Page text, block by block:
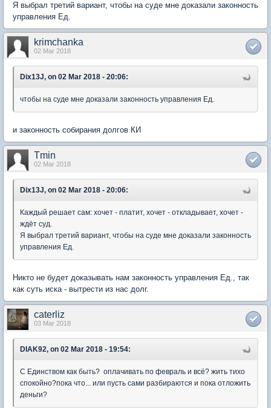
Я выбрал третий вариант, чтобы на суде мне доказали законность
управления Ед.
krimchanka
02 Mar 2018
Dix13J, on 02 Mar 2018 - 20:06:
чтобы на суде мне доказали законность управления Ед.
и законность собирания долгов КИ
Tmin
02 Mar 2018
Dix13J, on 02 Mar 2018 - 20:06:
Каждый решает сам: хочет - платит, хочет - откладывает, хочет -
ждёт суд.
Я выбрал третий вариант, чтобы на суде мне доказали законность
управления Ед.
Никто не будет доказывать нам законность управления Ед., так
как суть иска - вытрести из нас долг.
caterliz
03 Mar 2018
DIAK92, on 02 Mar 2018 - 19:54:
С Единством как быть? оплачивать по февраль и всё? жить тихо
спокойно?пока что... или пусть сами разбираются и пока отложить
деньги?